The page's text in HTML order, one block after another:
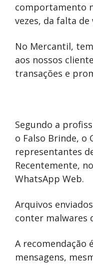
comportamento
vezes, da falta
No Mercantil,
aos nossos
transações e
Segundo a
o Falso Brinde, o
representantes
Recentemente,
WhatsApp Web.
Arquivos
conter malwares
A recomendação
mensagens,